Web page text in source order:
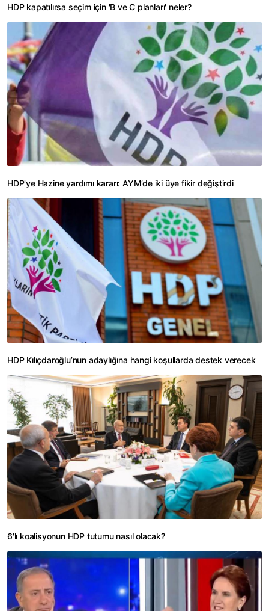
HDP kapatılırsa seçim için 'B ve C planları' neler?
HDP'ye Hazine yardımı kararı: AYM’de iki üye fikir değiştirdi
HDP Kılıçdaroğlu’nun adaylığına hangi koşullarda destek verecek
6'lı koalisyonun HDP tutumu nasıl olacak?